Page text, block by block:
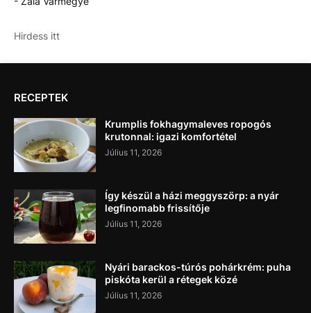
Hirdess itt
RECEPTEK
Krumplis fokhagymaleves ropogós
krutonnal: igazi komfortétel
Július 11, 2026
Így készül a házi meggyszörp: a nyár
legfinomabb frissítője
Július 11, 2026
Nyári barackos-túrós pohárkrém: puha
piskóta kerül a rétegek közé
Július 11, 2026